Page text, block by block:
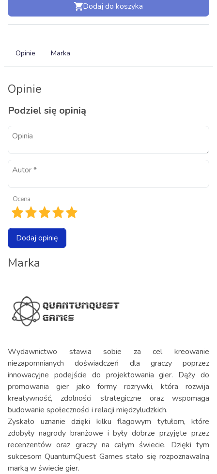
Dodaj do koszyka
Opinie Marka
Opinie
Podziel się opinią
Opinia
Autor*
Ocena
Dodaj opinię
Marka
Wydawnictwo stawia sobie za cel kreowanie
niezapomnianych doświadczeń dla graczy poprzez
innowacyjne podejście do projektowania gier. Dąży do
promowania gier jako formy rozrywki, która rozwija
kreatywność, zdolności strategiczne oraz wspomaga
budowanie społeczności i relacji międzyludzkich.
Zyskało uznanie dzięki kilku flagowym tytułom, które
zdobyły nagrody branżowe i były dobrze przyjęte przez
recenzentów oraz graczy na całym świecie. Dzięki tym
sukcesom QuantumQuest Games stało się rozpoznawalną
marką w świecie gier.